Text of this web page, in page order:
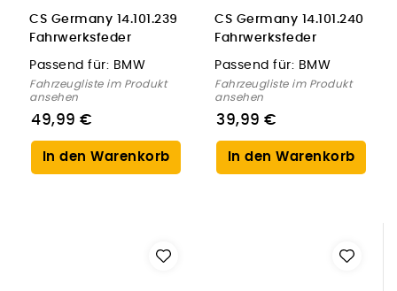
CS Germany 14.101.239
Fahrwerksfeder
Hinterachse für BMW
Passend für: BMW
Fahrzeugliste im Produkt
ansehen
49,99 €
In den Warenkorb
CS Germany 14.101.240
Fahrwerksfeder
Vorderachse für BMW
Passend für: BMW
Fahrzeugliste im Produkt
ansehen
39,99 €
In den Warenkorb